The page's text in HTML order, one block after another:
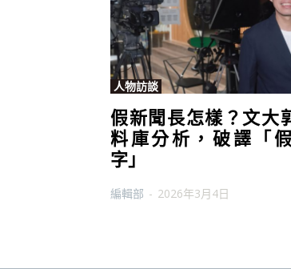
人物訪談
假新聞長怎樣？文大
料庫分析，破譯「
字」
編輯部 - 2026年3月4日